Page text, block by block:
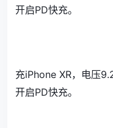
开启PD快充。
充iPhone XR，电压
开启PD快充。